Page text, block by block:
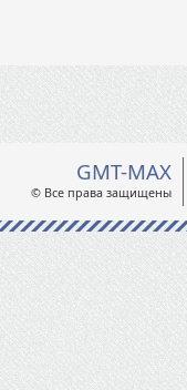
GMT-MAX
© Все права защищены